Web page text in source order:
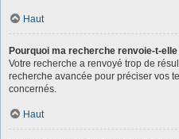
Haut
Pourquoi ma recherche renvoie-t-elle
Votre recherche a renvoyé trop de
recherche avancée pour préciser vos
concernés.
Haut